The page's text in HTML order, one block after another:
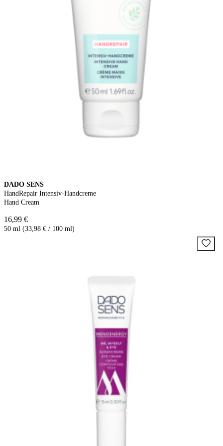
DADO SENS
HandRepair Intensiv-Handcreme
Hand Cream
16,99 €
50 ml (33,98 € / 100 ml)